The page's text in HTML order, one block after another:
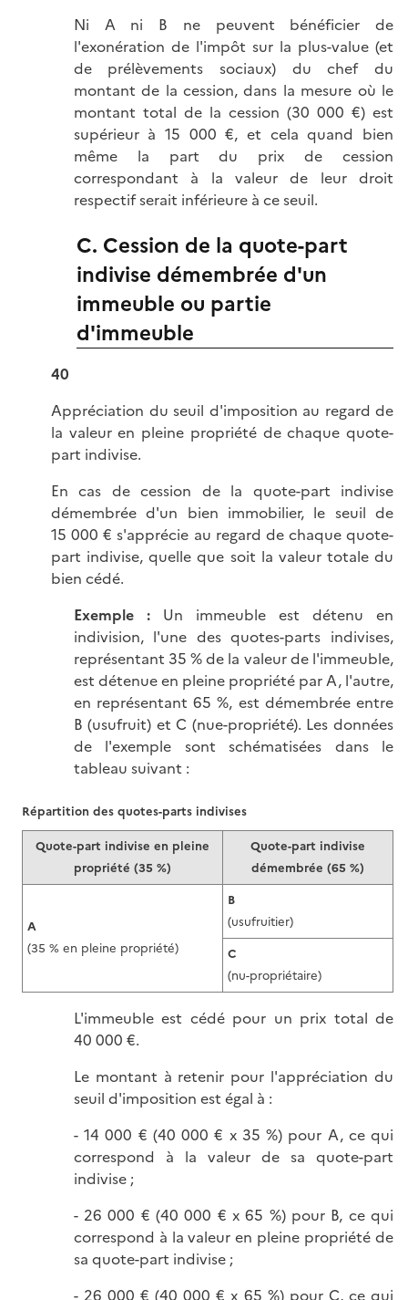
Ni A ni B ne peuvent bénéficier de
l'exonération de l'impôt sur la plus-value (et
de prélèvements sociaux) du chef du
montant de la cession, dans la mesure où le
montant total de la cession (30 000 €) est
supérieur à 15 000 €, et cela quand bien
même la part du prix de cession
correspondant à la valeur de leur droit
respectif serait inférieure à ce seuil.
C. Cession de la quote-part
indivise démembrée d'un
immeuble ou partie
d'immeuble
40
Appréciation du seuil d'imposition au regard de
la valeur en pleine propriété de chaque quote-
part indivise.
En cas de cession de la quote-part indivise
démembrée d'un bien immobilier, le seuil de
15 000 € s'apprécie au regard de chaque quote-
part indivise, quelle que soit la valeur totale du
bien cédé.
Exemple :Un immeuble est détenu en
indivision, l'une des quotes-parts indivises,
représentant 35 % de la valeur de l'immeuble,
est détenue en pleine propriété par A, l'autre,
en représentant 65 %, est démembrée entre
B (usufruit) et C (nue-propriété). Les données
de l'exemple sont schématisées dans le
tableau suivant :
Quote-part indivise en pleine
propriété (35 %)
Quote-part indivise
démembrée (65 %)
A
(35 % en pleine propriété)
B
(usufruitier)
C
(nu-propriétaire)
Répartition des quotes-parts indivises
L'immeuble est cédé pour un prix total de
40 000 €.
Le montant à retenir pour l'appréciation du
seuil d'imposition est égal à :
- 14 000 € (40 000 € x 35 %) pour A, ce qui
correspond à la valeur de sa quote-part
indivise ;
- 26 000 € (40 000 € x 65 %) pour B, ce qui
correspond à la valeur en pleine propriété de
sa quote-part indivise ;
- 26 000 € (40 000 € x 65 %) pour C, ce qui